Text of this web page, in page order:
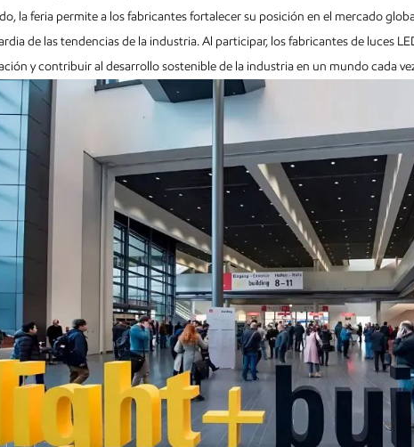
la feria permite a los fabricantes fortalecer su posición en el mercado
de las tendencias de la industria. Al participar, los fabricantes de luces
y contribuir al desarrollo sostenible de la industria en un mundo cada